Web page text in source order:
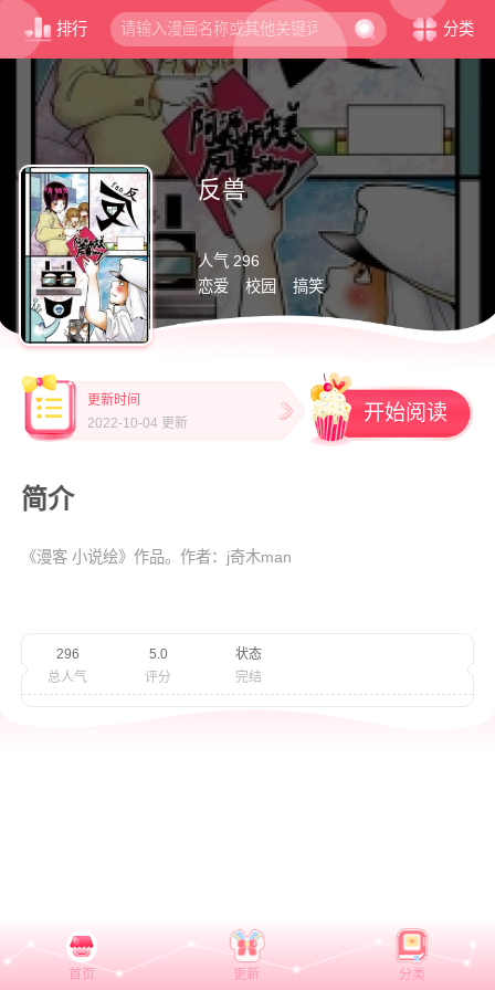
排行 分类
反兽
人气 296
恋爱
校园 搞笑
更新时间
2022-10-04 更新
开始阅读
简介
《漫客 小说绘》作品。作者：j奇木man
296
总人气
5.0
评分
状态
完结
首页 更新 分类